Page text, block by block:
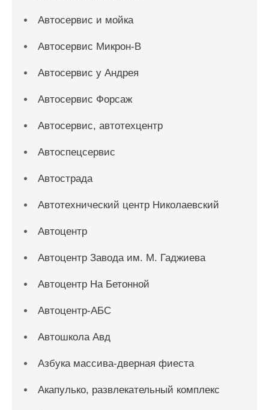
Автосервис и мойка
Автосервис Микрон-В
Автосервис у Андрея
Автосервис Форсаж
Автосервис, автотехцентр
Автоспецсервис
Автострада
Автотехнический центр Николаевский
Автоцентр
Автоцентр Завода им. М. Гаджиева
Автоцентр На Бетонной
Автоцентр-АБС
Автошкола Авд
Азбука массива-дверная фиеста
Акапулько, развлекательный комплекс